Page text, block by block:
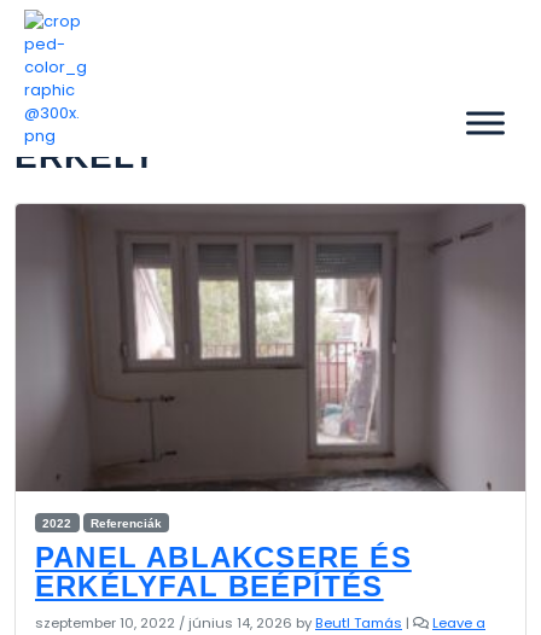
ERKÉLY
2022 Referenciák
PANEL ABLAKCSERE ÉS
ERKÉLYFAL BEÉPÍTÉS
szeptember 10, 2022 / június 14, 2026 byBeutl Tamás |
Leave a